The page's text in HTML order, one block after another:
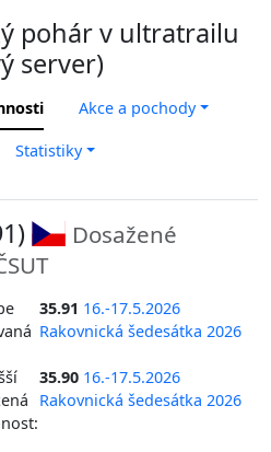
pohár v ultratrailu
server)
Akce a pochody
Statistiky
Dosažené
35.91 16.-17.5.2026
Rakovnická šedesátka 2026
35.90 16.-17.5.2026
Rakovnická šedesátka 2026